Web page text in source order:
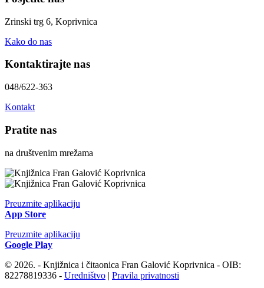
Zrinski trg 6, Koprivnica
Kako do nas
Kontaktirajte nas
048/622-363
Kontakt
Pratite nas
na društvenim mrežama
Preuzmite aplikaciju
App Store
Preuzmite aplikaciju
Google Play
© 2026. - Knjižnica i čitaonica Fran Galović Koprivnica - OIB:
82278819336 - Uredništvo | Pravila privatnosti